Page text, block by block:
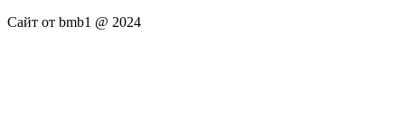
Сайт от bmb1 @ 2024